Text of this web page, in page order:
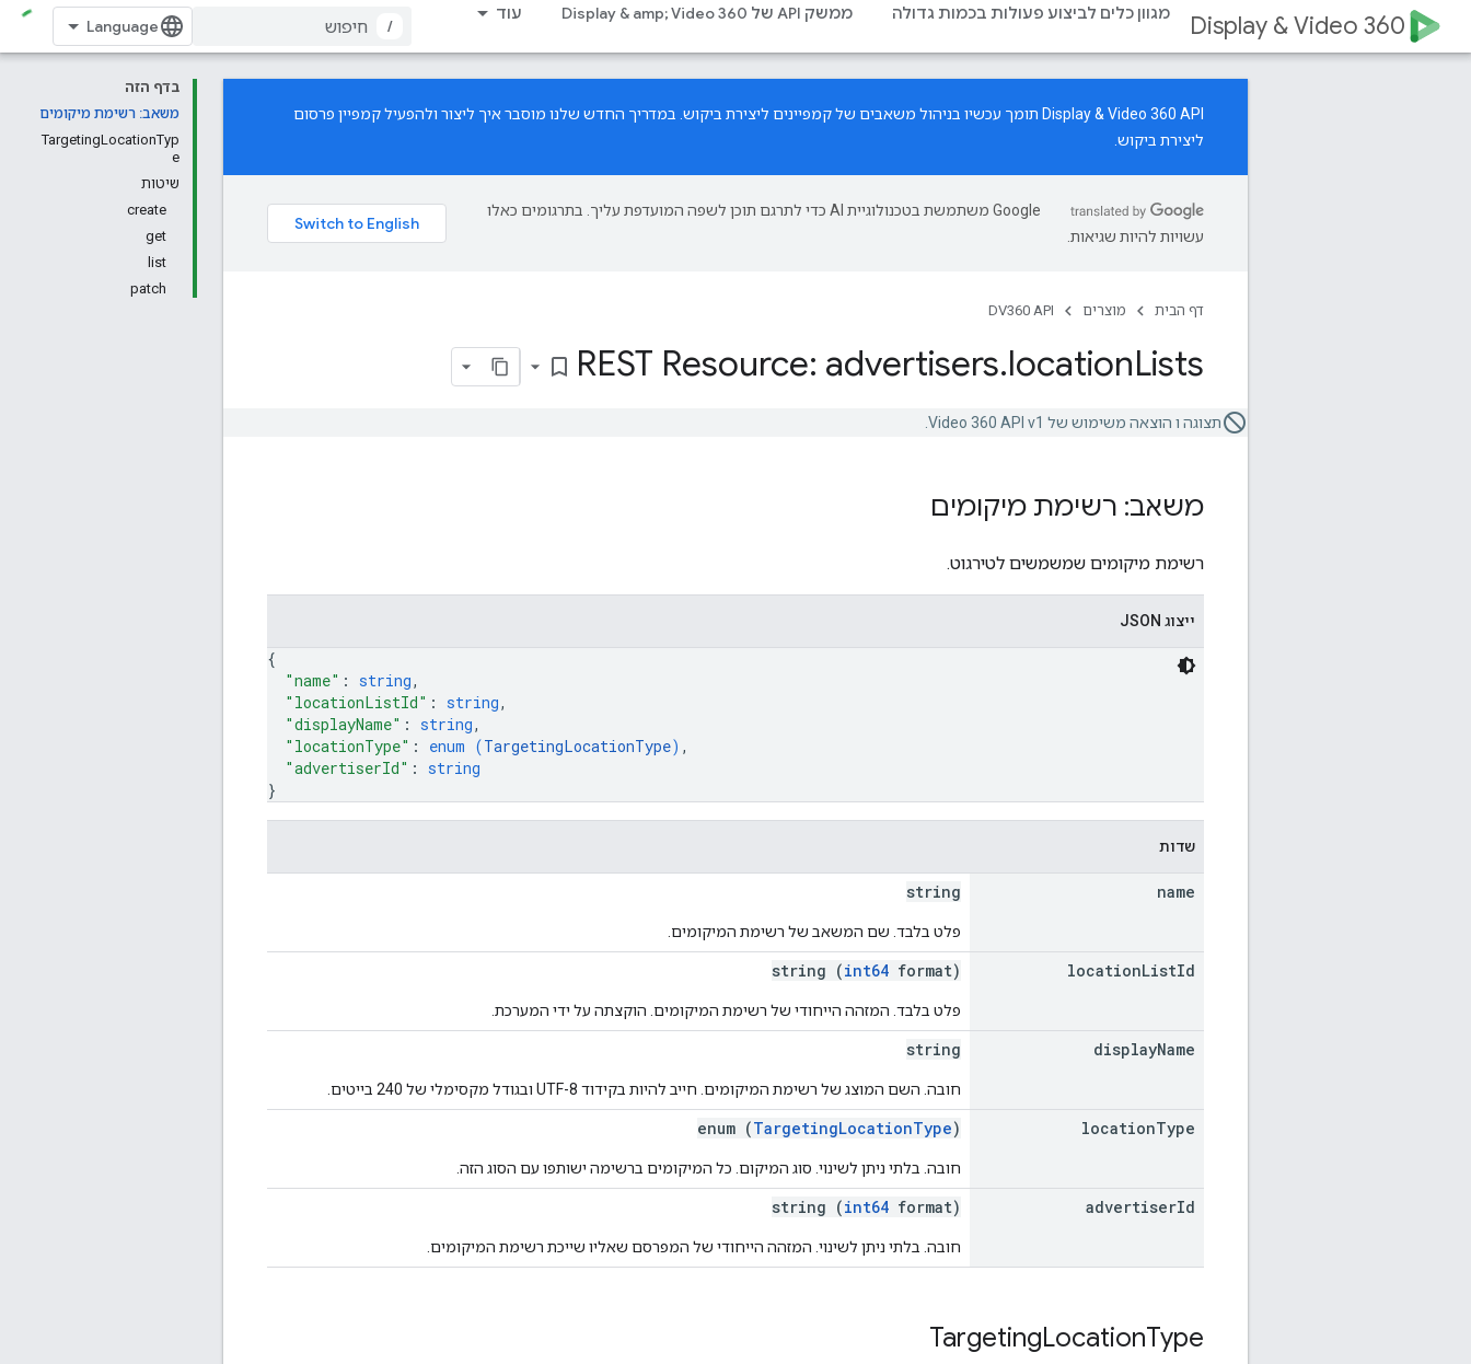
Display & Video 360 מגוון כלים לביצוע פעולות בכמות גדולה ממשק API של Display & amp; Video 360 עוד
/
בדף הזה
משאב: רשימת מיקומים
TargetingLocationTyp
e
שיטות
create
get
list
patch
‫Display & Video 360 API תומך עכשיו בניהול משאבים של קמפיינים ליצירת ביקוש. במדריך החדש שלנו מוסבר איך ליצור ולהפעיל קמפיין פרסום
ליצירת ביקוש.
‫Google משתמשת בטכנולוגיית AI כדי לתרגם תוכן לשפה המועדפת עליך. בתרגומים כאלו
עשויות להיות שגיאות.
דף הבית מוצרים DV360 API
REST Resource: advertisers.locationLists
bookmark_border
תצוגה ו הוצאה משימוש של Video 360 API v1.
משאב: רשימת מיקומים
רשימת מיקומים שמשמשים לטירגוט.
ייצוג JSON
{
"name" : string,
"locationListId" : string,
"displayName" : string,
"locationType" : enum (TargetingLocationType) ,
"advertiserId" : string
}
שדות
name
string
פלט בלבד. שם המשאב של רשימת המיקומים.
locationListId
string (int64 format)
פלט בלבד. המזהה הייחודי של רשימת המיקומים. הוקצתה על ידי המערכת.
displayName
string
חובה. השם המוצג של רשימת המיקומים. חייב להיות בקידוד UTF-8 ובגודל מקסימלי של 240 בייטים.
locationType
enum (TargetingLocationType)
חובה. בלתי ניתן לשינוי. סוג המיקום. כל המיקומים ברשימה ישותפו עם הסוג הזה.
advertiserId
string (int64 format)
חובה. בלתי ניתן לשינוי. המזהה הייחודי של המפרסם שאליו שייכת רשימת המיקומים.
TargetingLocationType